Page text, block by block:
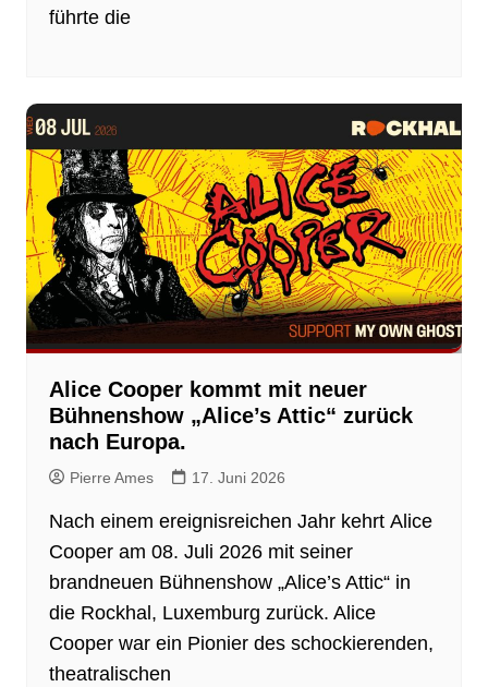
führte die
Alice Cooper kommt mit neuer
Bühnenshow „Alice’s Attic“ zurück
nach Europa.
Pierre Ames 17. Juni 2026
Nach einem ereignisreichen Jahr kehrt Alice
Cooper am 08. Juli 2026 mit seiner
brandneuen Bühnenshow „Alice’s Attic“ in
die Rockhal, Luxemburg zurück. Alice
Cooper war ein Pionier des schockierenden,
theatralischen